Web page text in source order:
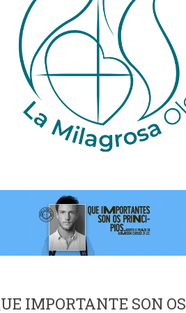
IMPORTANTE SON OS